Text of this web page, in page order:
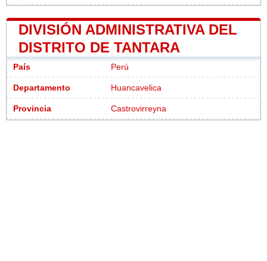
DIVISIÓN ADMINISTRATIVA DEL
DISTRITO DE TANTARA
País Perú
Departamento Huancavelica
Provincia Castrovirreyna